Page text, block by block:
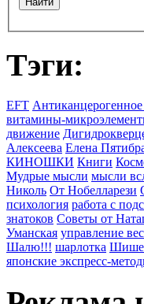
Тэги:
EFT
витамины-
движение
Алексеева Елена
КИНОШКИ Книги
Мудрые мысли мысли
Николь От Нобелларези
психология работа с
знатоков Советы от
Уманская управление
Шалю!!! шарлотка
японские экспресс-